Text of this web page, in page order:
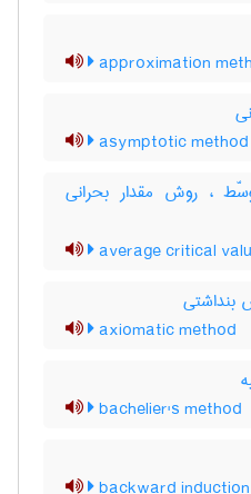
approximation
asymptotic method
، روش مقدار بحرانی
average critical
axiomatic method
bachelier's method